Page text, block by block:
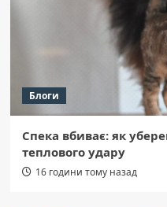
Блоги
Спека вбиває: як
теплового удару
16 години тому назад